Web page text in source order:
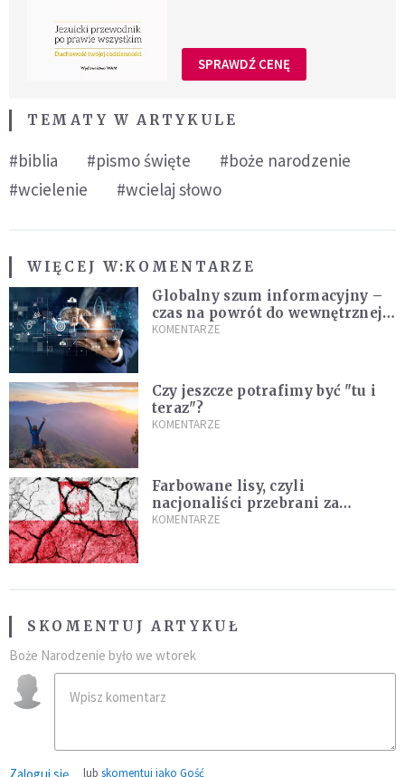
SPRAWDŹ CENĘ
TEMATY W ARTYKULE
#biblia #pismo święte
#boże narodzenie
#wcielenie
#wcielaj słowo
WIĘCEJ W:KOMENTARZE
Globalny szum informacyjny –
czas na powrót do wewnętrznej
prawdy
KOMENTARZE
Czy jeszcze potrafimy być "tu i
teraz"?
KOMENTARZE
Farbowane lisy, czyli
nacjonaliści przebrani za
chrześcijan
KOMENTARZE
SKOMENTUJ ARTYKUŁ
Boże Narodzenie było we wtorek
lub skomentuj jako Gość